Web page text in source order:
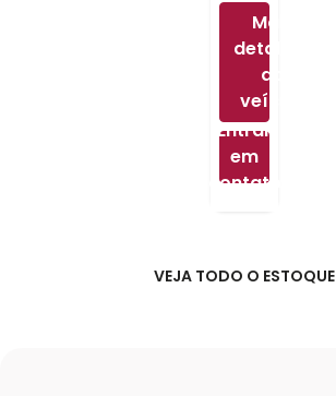
Mais
detalhes
do
veículo
Entrar
em
contato
VEJA TODO O ESTOQUE